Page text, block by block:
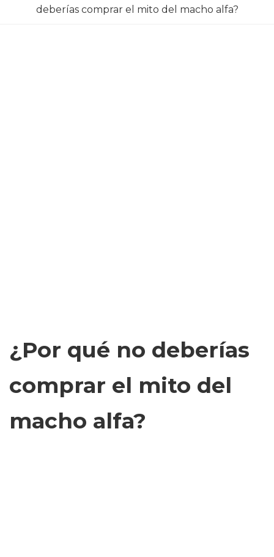
deberías comprar el mito del macho alfa?
¿Por qué no deberías
comprar el mito del
macho alfa?